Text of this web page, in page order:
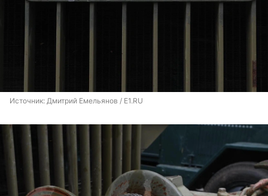
Источник: Дмитрий Емельянов / E1.RU